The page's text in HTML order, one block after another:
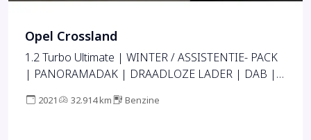
Opel Crossland
1.2 Turbo Ultimate | WINTER / ASSISTENTIE- PACK
| PANORAMADAK | DRAADLOZE LADER | DAB |
2021 32.914 km Benzine